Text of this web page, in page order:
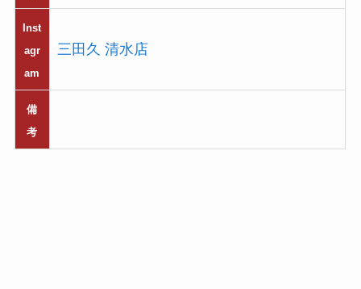
Inst
agr
am
三田久 清水店
備
考